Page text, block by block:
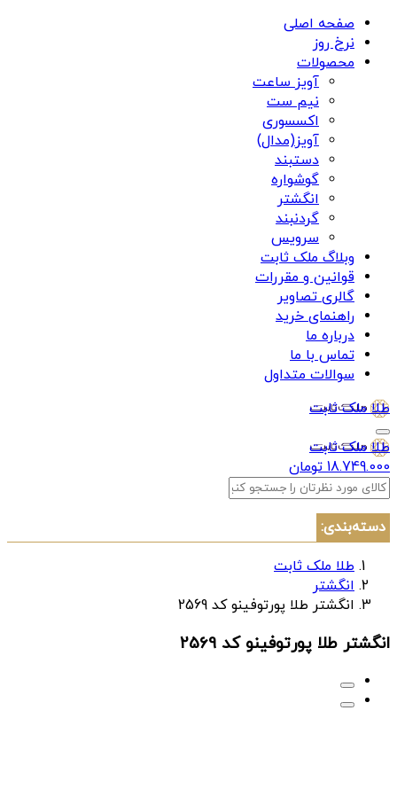
صفحه اصلی
نرخ روز
محصولات
آویز ساعت
نیم ست
اکسسوری
آویز(مدال)
دستبند
گوشواره
انگشتر
گردنبند
سرویس
وبلاگ ملک ثابت
قوانین و مقررات
گالری تصاویر
راهنمای خرید
درباره ما
تماس با ما
سوالات متداول
طلا ملک ثابت
طلا ملک ثابت
18.749.000 تومان
دسته‌بندی:
طلا ملک ثابت
انگشتر
انگشتر طلا پورتوفینو کد 2569
انگشتر طلا پورتوفینو کد 2569